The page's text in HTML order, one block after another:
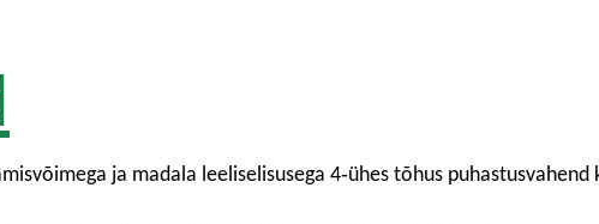
ja madala leeliselisusega 4‑ühes tõhus